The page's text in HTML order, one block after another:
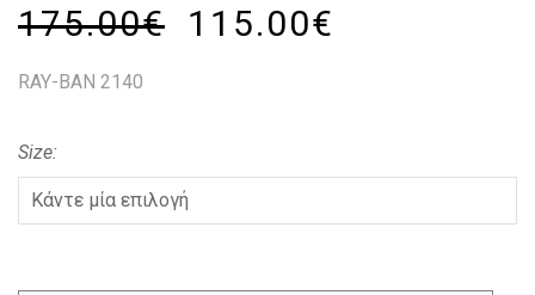
175.00€ 115.00€
RAY-BAN 2140
Size